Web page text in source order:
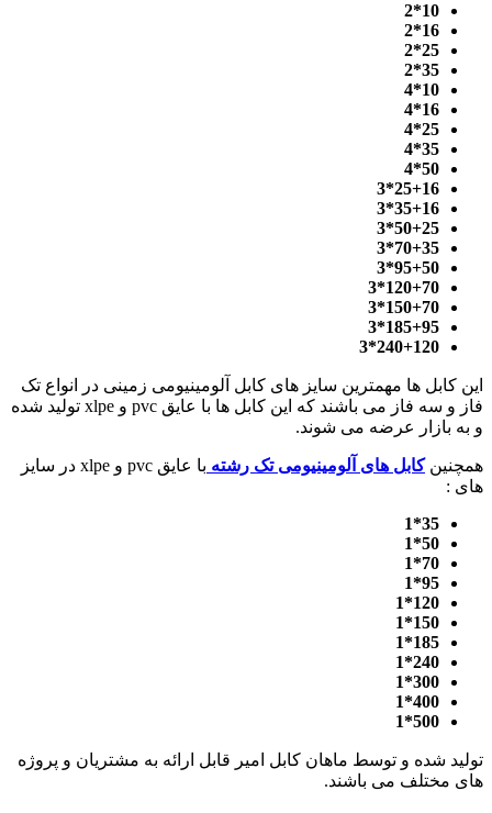
10*2
16*2
25*2
35*2
10*4
16*4
25*4
35*4
50*4
25+16*3
35+16*3
50+25*3
70+35*3
95+50*3
120+70*3
150+70*3
185+95*3
240+120*3
این کابل ها مهمترین سایز های کابل آلومینیومی زمینی در انواع تک
فاز و سه فاز می باشند که این کابل ها با عایق pvc و xlpe تولید شده
و به بازار عرضه می شوند.
همچنینکابل های آلومینیومی تک رشته
با عایق pvc و xlpe در سایز
های :
35*1
50*1
70*1
95*1
120*1
150*1
185*1
240*1
300*1
400*1
500*1
تولید شده و توسط ماهان کابل امیر قابل ارائه به مشتریان و پروژه
های مختلف می باشند.